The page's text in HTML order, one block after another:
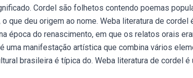
Cordel são folhetos contendo poemas
que deu origem ao nome. Weba literatura de cordel
época do renascimento, em que os relatos orais
uma manifestação artística que combina vários
brasileira é típica do. Weba literatura de cordel